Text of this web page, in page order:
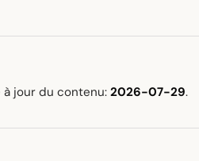
à jour du contenu: 2026-07-29.